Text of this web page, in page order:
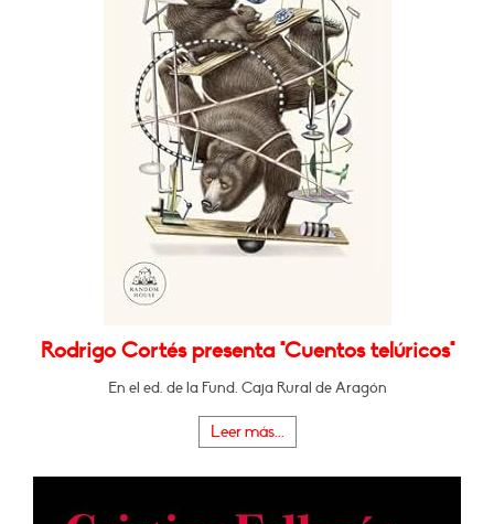
Rodrigo Cortés presenta "Cuentos telúricos"
En el ed. de la Fund. Caja Rural de Aragón
Leer más...